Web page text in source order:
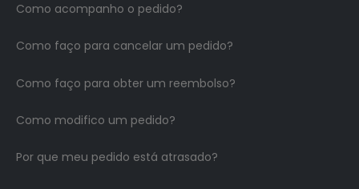
Como acompanho o pedido?
Como faço para cancelar um pedido?
Como faço para obter um reembolso?
Como modifico um pedido?
Por que meu pedido está atrasado?